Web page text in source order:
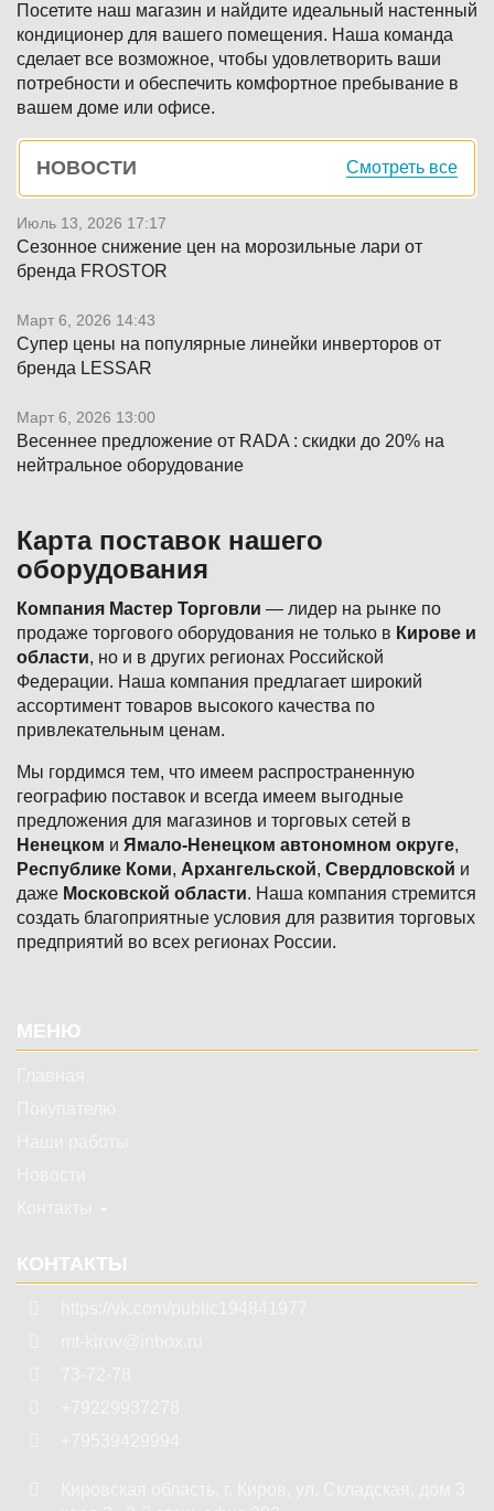
Посетите наш магазин и найдите идеальный настенный
кондиционер для вашего помещения. Наша команда
сделает все возможное, чтобы удовлетворить ваши
потребности и обеспечить комфортное пребывание в
вашем доме или офисе.
Боковая
панель
НОВОСТИ Смотреть все
Июль 13, 2026 17:17
Сезонное снижение цен на морозильные лари от
бренда FROSTOR
Март 6, 2026 14:43
Супер цены на популярные линейки инверторов от
бренда LESSAR
Март 6, 2026 13:00
Весеннее предложение от RADA : скидки до 20% на
нейтральное оборудование
Карта поставок нашего
оборудования
Компания Мастер Торговли — лидер на рынке по
продаже торгового оборудования не только в Кирове и
области, но и в других регионах Российской
Федерации. Наша компания предлагает широкий
ассортимент товаров высокого качества по
привлекательным ценам.
Мы гордимся тем, что имеем распространенную
географию поставок и всегда имеем выгодные
предложения для магазинов и торговых сетей в
Ненецком и Ямало-Ненецком автономном округе,
Республике Коми, Архангельской, Свердловской и
даже Московской области. Наша компания стремится
создать благоприятные условия для развития торговых
предприятий во всех регионах России.
МЕНЮ
КОНТАКТЫ